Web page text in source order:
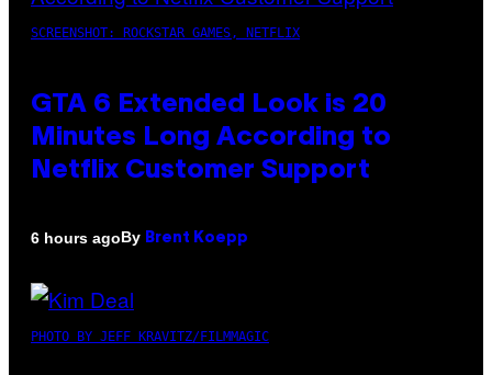
SCREENSHOT: ROCKSTAR GAMES, NETFLIX
GTA 6 Extended Look is 20
Minutes Long According to
Netflix Customer Support
6 hours agoBy Brent Koepp
PHOTO BY JEFF KRAVITZ/FILMMAGIC